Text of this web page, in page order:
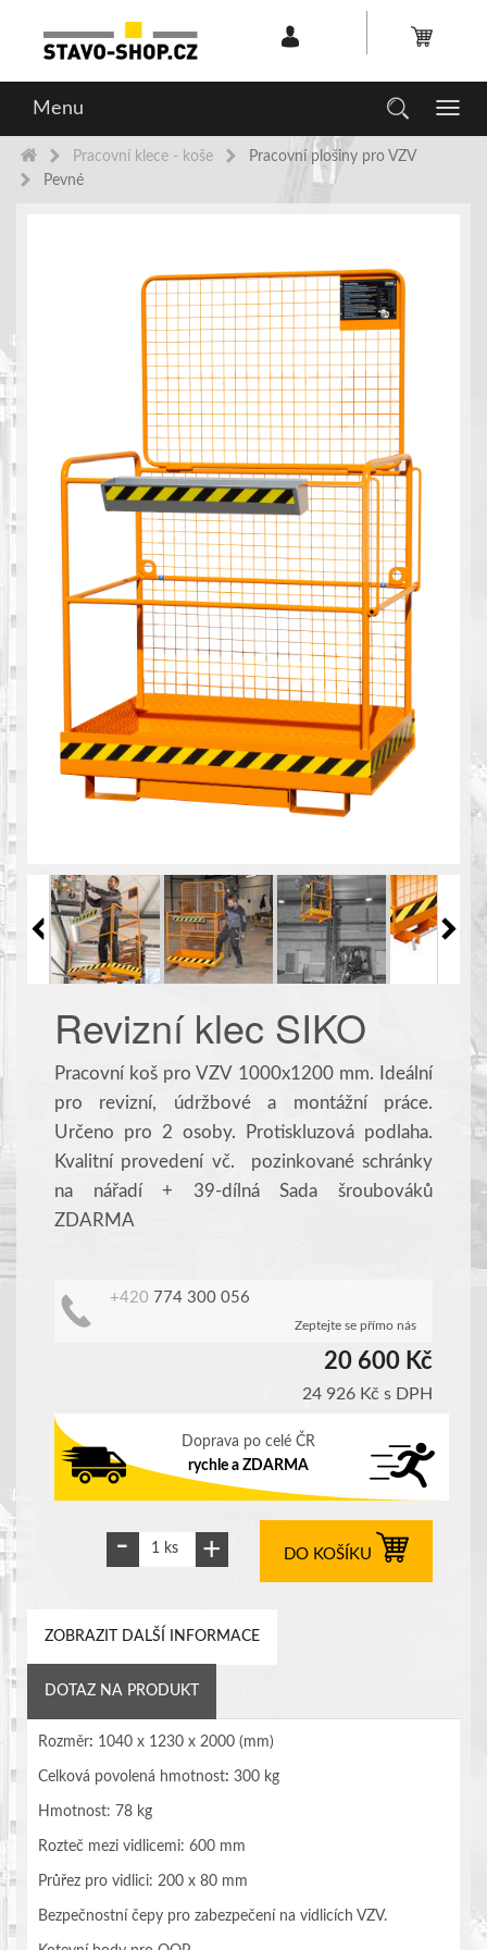
Toggle
Menu
Pracovní klece - koše
Pracovní plošiny pro VZV
Pevné
Revizní klec SIKO
Pracovní koš pro VZV 1000x1200 mm. Ideální
pro revizní, údržbové a montážní práce.
Určeno pro 2 osoby. Protiskluzová podlaha.
Kvalitní provedení vč. pozinkované schránky
na nářadí + 39-dílná Sada šroubováků
ZDARMA
+420 774 300 056
Zeptejte se přímo nás
20 600 Kč
24 926 Kč s DPH
Doprava po celé ČR
rychle a ZDARMA
DO KOŠÍKU
ZOBRAZIT DALŠÍ INFORMACE
DOTAZ NA PRODUKT
Rozměr: 1040 x 1230 x 2000 (mm)
Celková povolená hmotnost: 300 kg
Hmotnost: 78 kg
Rozteč mezi vidlicemi: 600 mm
Průřez pro vidlici: 200 x 80 mm
Bezpečnostní čepy pro zabezpečení na vidlicích VZV.